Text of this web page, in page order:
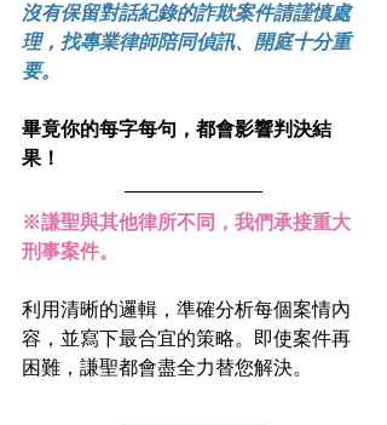
沒有保留對話紀錄的詐欺案件請謹慎處
理，找專業律師陪同偵訊、開庭十分重
要。
畢竟你的每字每句，都會影響判決結
果！
※謙聖與其他律所不同，我們承接重大
刑事案件。
利用清晰的邏輯，準確分析每個案情內
容，並寫下最合宜的策略。即使案件再
困難，謙聖都會盡全力替您解決。